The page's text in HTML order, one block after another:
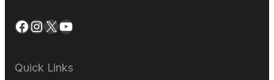
Facebook InstagramX YouTube
Quick Links